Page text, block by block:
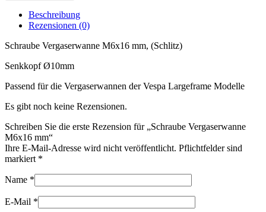
Beschreibung
Rezensionen (0)
Schraube Vergaserwanne M6x16 mm, (Schlitz)
Senkkopf Ø10mm
Passend für die Vergaserwannen der Vespa Largeframe Modelle
Es gibt noch keine Rezensionen.
Schreiben Sie die erste Rezension für „Schraube Vergaserwanne
M6x16 mm“
Ihre E-Mail-Adresse wird nicht veröffentlicht. Pflichtfelder sind
markiert *
Name *
E-Mail *